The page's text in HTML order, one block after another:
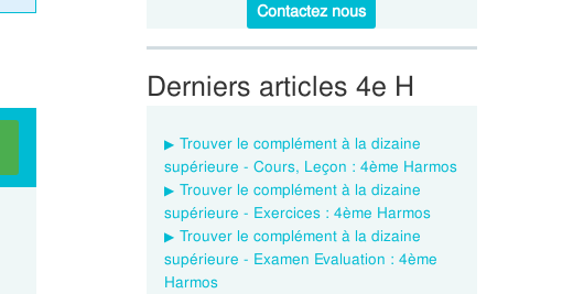
Contactez nous
Derniers articles 4e H
Trouver le complément à la dizaine
supérieure - Cours, Leçon : 4ème Harmos
Trouver le complément à la dizaine
supérieure - Exercices : 4ème Harmos
Trouver le complément à la dizaine
supérieure - Examen Evaluation : 4ème
Harmos